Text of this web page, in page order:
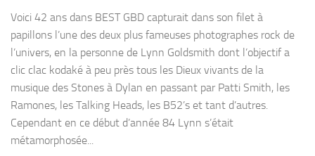
Voici 42 ans dans BEST GBD capturait dans son filet à
papillons l’une des deux plus fameuses photographes rock de
l’univers, en la personne de Lynn Goldsmith dont l’objectif a
clic clac kodaké à peu près tous les Dieux vivants de la
musique des Stones à Dylan en passant par Patti Smith, les
Ramones, les Talking Heads, les B52’s et tant d’autres.
Cependant en ce début d’année 84 Lynn s’était
métamorphosée...